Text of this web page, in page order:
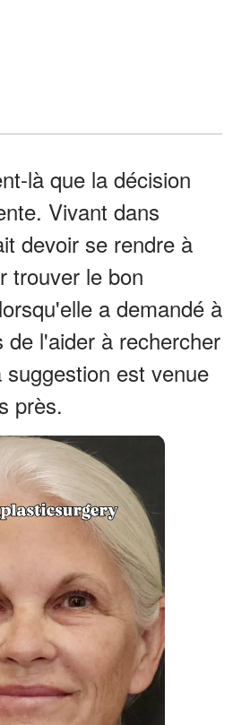
là que la décision
Vivant dans
devoir se rendre à
trouver le bon
a demandé à
de l'aider à rechercher
est venue
près.